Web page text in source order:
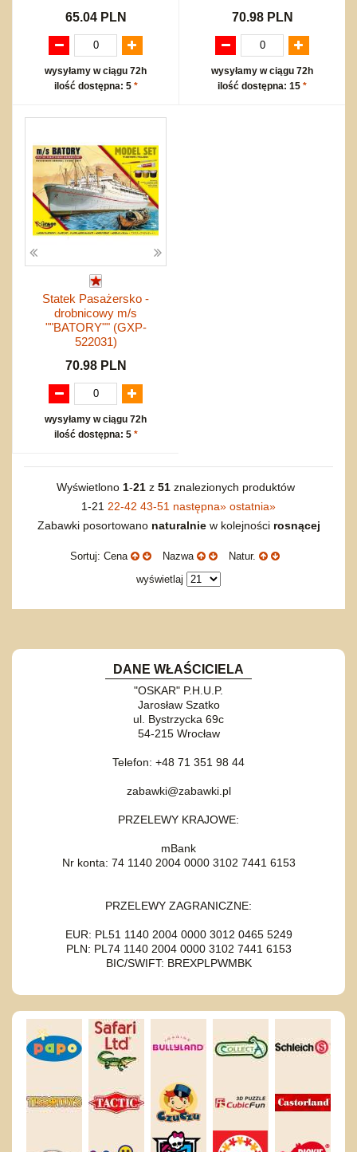
65.04 PLN
wysyłamy w ciągu 72h
ilość dostępna: 5 *
70.98 PLN
wysyłamy w ciągu 72h
ilość dostępna: 15 *
Statek Pasażersko -
drobnicowy m/s
""BATORY"" (GXP-
522031)
70.98 PLN
wysyłamy w ciągu 72h
ilość dostępna: 5 *
Wyświetlono 1-21z 51znalezionych produktów
1-21 22-42 43-51 następna» ostatnia»
Zabawki posortowano naturalniew kolejności rosnącej
Sortuj: Cena Nazwa
Natur.
wyświetlaj
DANE WŁAŚCICIELA
"OSKAR" P.H.U.P.
Jarosław Szatko
ul. Bystrzycka 69c
54-215 Wrocław
Telefon: +48 71 351 98 44
zabawki@zabawki.pl
PRZELEWY KRAJOWE:
mBank
Nr konta: 74 1140 2004 0000 3102 7441 6153
PRZELEWY ZAGRANICZNE:
EUR: PL51 1140 2004 0000 3012 0465 5249
PLN: PL74 1140 2004 0000 3102 7441 6153
BIC/SWIFT: BREXPLPWMBK